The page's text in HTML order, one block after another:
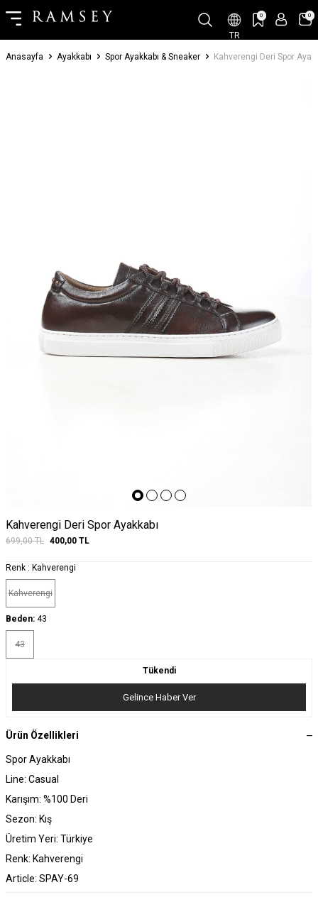
TR
0 0
Anasayfa Ayakkabı Spor Ayakkabı & Sneaker Kahverengi Deri Spor
Kahverengi Deri Spor Ayakkabı
699,00TL 400,00 TL
Renk : Kahverengi
Kahverengi
Beden: 43
43
Tükendi
Gelince Haber Ver
Ürün Özellikleri
Spor Ayakkabı
Line: Casual
Karışım: %100 Deri
Sezon: Kış
Üretim Yeri: Türkiye
Renk: Kahverengi
Article: SPAY-69